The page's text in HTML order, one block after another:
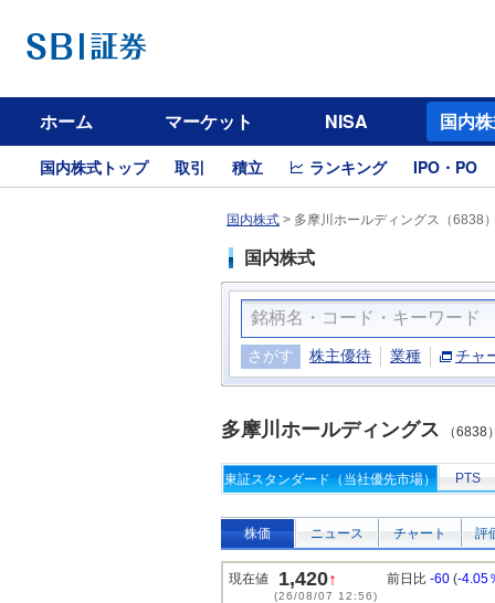
ホーム マーケット NISA 国内
国内株式トップ 取引 積立 ランキング IPO・PO
国内株式 > 多摩川ホールディングス（6838
国内株式
さがす 株主優待 業種 チャ
多摩川ホールディングス （6838
東証スタンダード（当社優先市場） PTS
株価 ニュース チャート 評
現在値 1,420↑
(26/08/07 12:56)
前日比 -60 (-4.05